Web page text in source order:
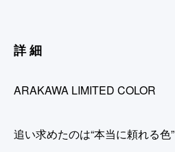
詳細
ARAKAWA LIMITED COLOR
追い求めたのは“本当に頼れる色”